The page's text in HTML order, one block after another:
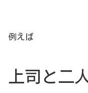
例えば
上司と二